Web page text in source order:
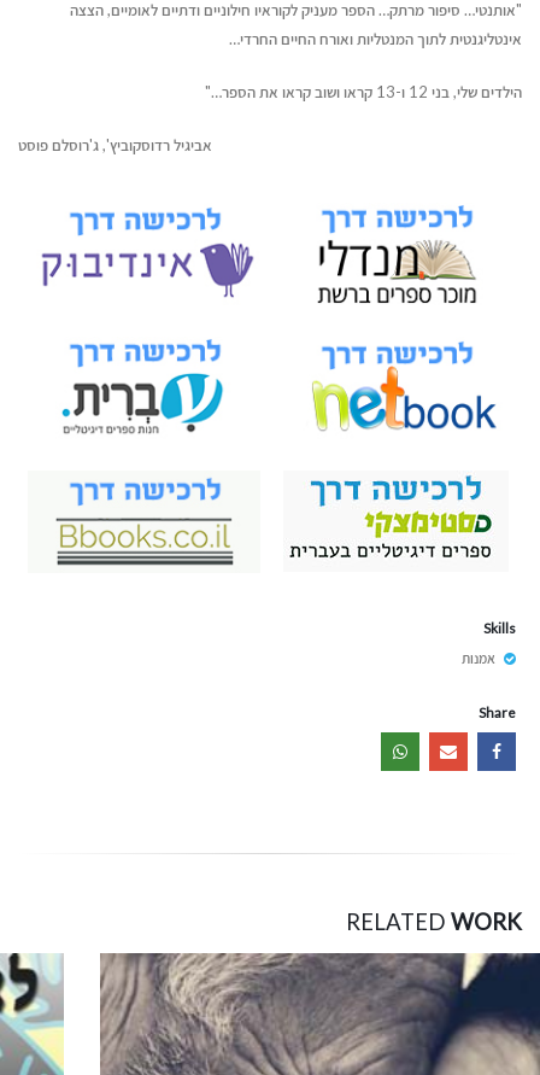
"אותנטי… סיפור מרתק… הספר מעניק לקוראיו חילוניים ודתיים לאומיים, הצצה
אינטליגנטית לתוך המנטליות ואורח החיים החרדי…
הילדים שלי, בני 12 ו-13 קראו ושוב קראו את הספר…"
אביגיל רדוסקוביץ', ג'רוסלם פוסט
Skills
אמנות
Share
RELATED WORK